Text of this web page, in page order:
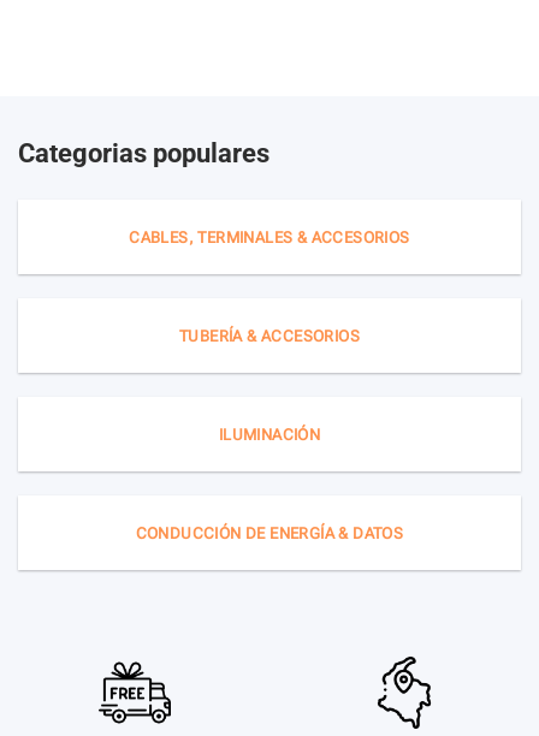
Categorias populares
CABLES, TERMINALES & ACCESORIOS
TUBERÍA & ACCESORIOS
ILUMINACIÓN
CONDUCCIÓN DE ENERGÍA & DATOS